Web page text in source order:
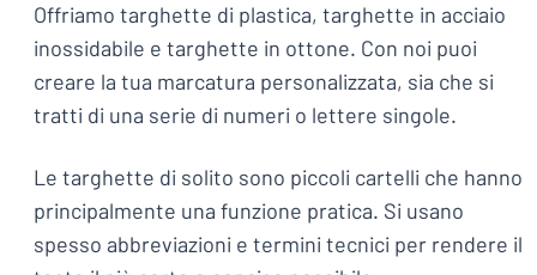
Offriamo targhette di plastica, targhette in acciaio
inossidabile e targhette in ottone. Con noi puoi
creare la tua marcatura personalizzata, sia che si
tratti di una serie di numeri o lettere singole.
Le targhette di solito sono piccoli cartelli che hanno
principalmente una funzione pratica. Si usano
spesso abbreviazioni e termini tecnici per rendere il